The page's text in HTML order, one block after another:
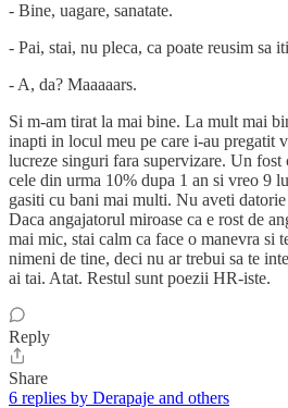
- Bine, uagare, sanatate.
- Pai, stai, nu pleca, ca poate reusim sa
- A, da? Maaaaars.
Si m-am tirat la mai bine. La mult mai
inapti in locul meu pe care i-au pregatit
lucreze singuri fara supervizare. Un fost
cele din urma 10% dupa 1 an si vreo 9
gasiti cu bani mai multi. Nu aveti
Daca angajatorul miroase ca e rost de
mai mic, stai calm ca face o manevra si
nimeni de tine, deci nu ar trebui sa te
ai tai. Atat. Restul sunt poezii HR-iste.
Reply
Share
6 replies by Derapaje and others